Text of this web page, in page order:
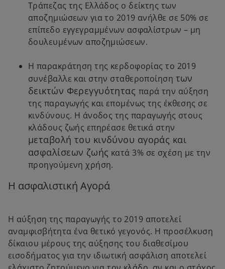
Τράπεζας της Ελλάδος ο δείκτης των
αποζημιώσεων για το 2019 ανήλθε σε 50% σε
επίπεδο εγγεγραμμένων ασφαλίστρων – μη
δουλευμένων αποζημιώσεων.
Η παρακράτηση της κερδοφορίας το 2019
συνέβαλλε και στην σταθεροποίηση των
δεικτών Φερεγγυότητας παρά την αύξηση
της παραγωγής και επομένως της έκθεσης σε
κινδύνους. Η άνοδος της παραγωγής στους
κλάδους ζωής επηρέασε θετικά στην
μεταβολή του κινδύνου αγοράς και
ασφαλίσεων ζωής κατά 3% σε σχέση με την
προηγούμενη χρήση.
Η ασφαλιστική Αγορά
Η αύξηση της παραγωγής το 2019 αποτελεί
αναμφισβήτητα ένα θετικό γεγονός. Η προσέλκυση
δίκαιου μέρους της αύξησης του διαθεσίμου
εισοδήματος για την ιδιωτική ασφάλιση αποτελεί